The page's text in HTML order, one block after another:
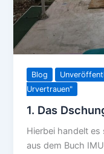
Blog
Urvertrauen"
1. Das
Hierbei handelt
aus dem Buch